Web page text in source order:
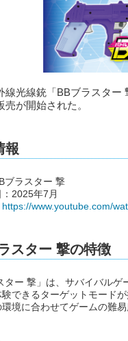
線光線銃「BBブラスター
売が開始された。
報
ブラスター 撃
2025年7月
https://www.youtube.com/
スター 撃の特徴
ター 撃」は、サバイバル
できるターゲットモード
境に合わせてゲームの難